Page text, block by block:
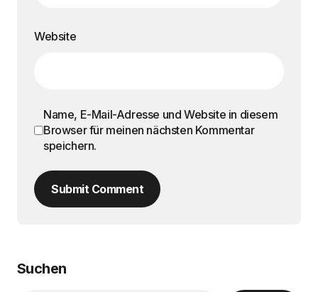
Website
Name, E-Mail-Adresse und Website in diesem
Browser für meinen nächsten Kommentar
speichern.
Submit Comment
Suchen